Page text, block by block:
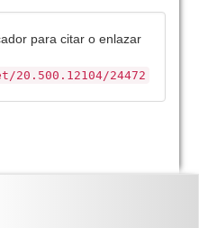
para citar o enlazar
24472